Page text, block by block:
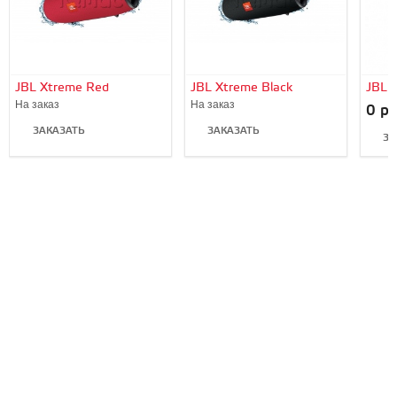
JBL Xtreme Red
На заказ
ЗАКАЗАТЬ
JBL Xtreme Black
На заказ
ЗАКАЗАТЬ
JBL
0